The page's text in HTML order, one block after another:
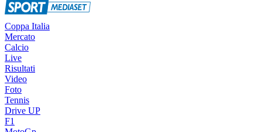
Coppa Italia
Mercato
Calcio
Live
Risultati
Video
Foto
Tennis
Drive UP
F1